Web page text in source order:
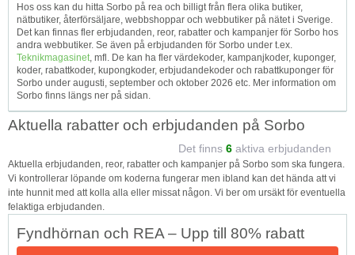
RSS
Hos oss kan du hitta Sorbo på rea och billigt från flera olika butiker,
nätbutiker, återförsäljare, webbshoppar och webbutiker på nätet i Sverige.
Det kan finnas fler erbjudanden, reor, rabatter och kampanjer för Sorbo hos
andra webbutiker. Se även på erbjudanden för Sorbo under t.ex.
Teknikmagasinet, mfl. De kan ha fler värdekoder, kampanjkoder, kuponger,
koder, rabattkoder, kupongkoder, erbjudandekoder och rabattkuponger för
Sorbo under augusti, september och oktober 2026 etc. Mer information om
Sorbo finns längs ner på sidan.
Aktuella rabatter och erbjudanden på Sorbo
Det finns 6 aktiva erbjudanden
Aktuella erbjudanden, reor, rabatter och kampanjer på Sorbo som ska fungera.
Vi kontrollerar löpande om koderna fungerar men ibland kan det hända att vi
inte hunnit med att kolla alla eller missat någon. Vi ber om ursäkt för eventuella
felaktiga erbjudanden.
Fyndhörnan och REA – Upp till 80% rabatt